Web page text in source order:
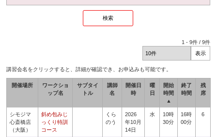
1 -9件 /9件
講習会名をクリックすると、詳細が確認でき、お申込みも可能です。
開催場所
ワークショ
ップ名
サブタイ
トル
講師
名
開催日
時
曜
日
開始
時間
▲
終了
時間
残
席
シモジマ
心斎橋店
（大阪）
斜め包みじ
っくり特訓
コース
くら
のう
2026
年10月
14日
水
10時
30分
16時
00分
6